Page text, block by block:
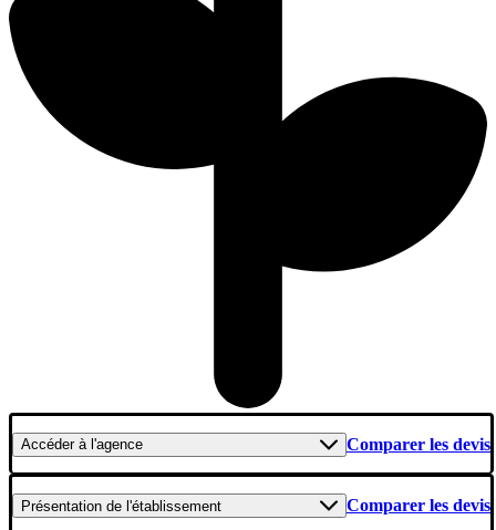
Accéderà l'agence Comparer les devis
Présentation de l'établissement Comparer les devis